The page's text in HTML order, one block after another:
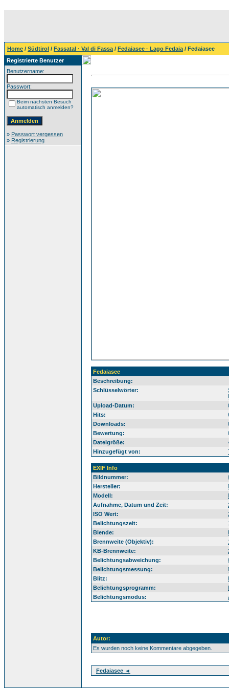
Home / Südtirol / Fassatal · Val di Fassa / Fedaiasee · Lago Fedaia / Fedaiasee
Registrierte Benutzer
Benutzername:
Passwort:
Beim nächsten Besuch
automatisch anmelden?
» Passwort vergessen
» Registrierung
Fedaiasee
Beschreibung:
Schlüsselwörter:
Upload-Datum:
Hits:
Downloads:
Bewertung:
Dateigröße:
Hinzugefügt von:
EXIF Info
Bildnummer:
Hersteller:
Modell:
Aufnahme, Datum und Zeit:
ISO Wert:
Belichtungszeit:
Blende:
Brennweite (Objektiv):
KB-Brennweite:
Belichtungsabweichung:
Belichtungsmessung:
Blitz:
Belichtungsprogramm:
Belichtungsmodus:
Autor:
Es wurden noch keine Kommentare abgegeben.
Fedaiasee ◄